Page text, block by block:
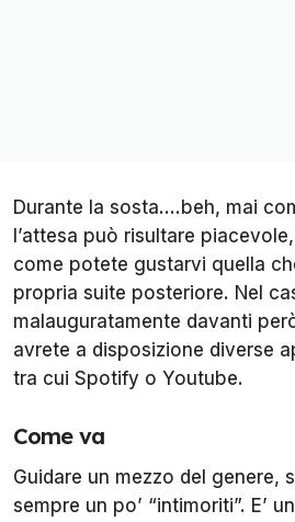
Durante la sosta....beh, mai
l’attesa può risultare
come potete gustarvi quella
propria suite posteriore. Nel
malauguratamente davanti
avrete a disposizione diverse
tra cui Spotify o Youtube.
Come va
Guidare un mezzo del genere,
sempre un po’ “intimoriti”. E’